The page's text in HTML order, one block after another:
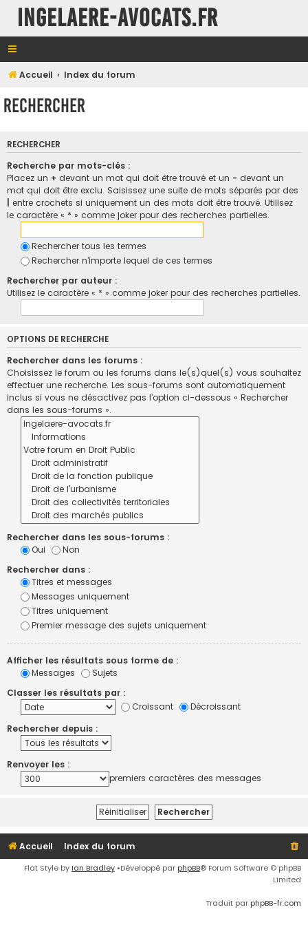
INGELAERE-AVOCATS.FR
Accueil Index du forum
Rechercher
RECHERCHER
Recherche par mots-clés :
Placez un + devant un mot qui doit être trouvé et un - devant un
mot qui doit être exclu. Saisissez une suite de mots séparés par des
entre crochets si uniquement un des mots doit être trouvé. Utilisez
le caractère « * » comme joker pour des recherches partielles.
Rechercher tous les termes
Rechercher n’importe lequel de ces termes
Rechercher par auteur :
Utilisez le caractère « * » comme joker pour des recherches partielles.
OPTIONS DE RECHERCHE
Rechercher dans les forums :
Choisissez le forum ou les forums dans le(s)quel(s) vous souhaitez
effectuer une recherche. Les sous-forums sont automatiquement
inclus si vous ne désactivez pas l’option ci-dessous « Rechercher
dans les sous-forums ».
Rechercher dans les sous-forums :
Oui
Non
Rechercher dans :
Titres et messages
Messages uniquement
Titres uniquement
Premier message des sujets uniquement
Afficher les résultats sous forme de :
Messages
Sujets
Classer les résultats par :
Croissant
Décroissant
Rechercher depuis :
Renvoyer les :
premiers caractères des messages
Accueil Index du forum
Flat Style by Ian Bradley •Développé par phpBB® Forum Software © phpBB
Limited
Traduit par phpBB-fr.com